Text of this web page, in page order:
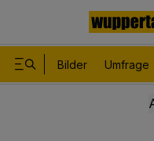
Bilder Umfrage